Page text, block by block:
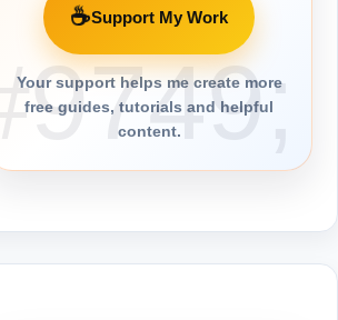
☕Support My Work
Your support helps me create more
free guides, tutorials and helpful
content.